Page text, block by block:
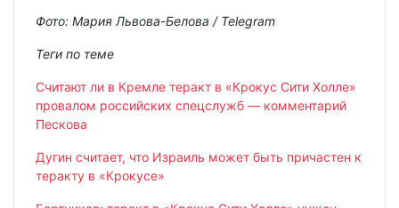
Фото: Мария Львова-Белова / Telegram
Теги по теме
Считают ли в Кремле теракт в «Крокус Сити Холле»
провалом российских спецслужб — комментарий
Пескова
Дугин считает, что Израиль может быть причастен к
теракту в «Крокусе»